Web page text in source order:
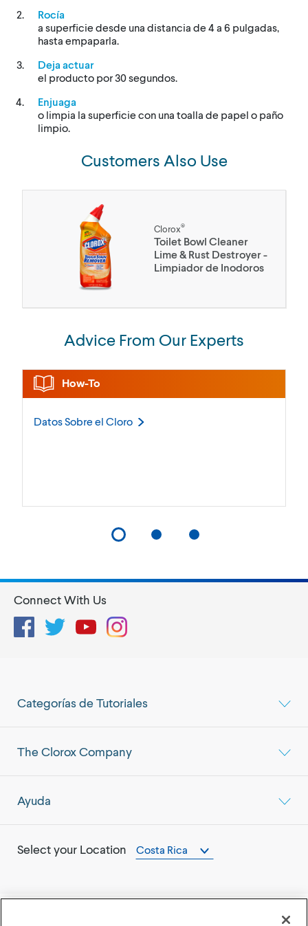
Rocía
a superficie desde una distancia de 4 a 6 pulgadas,
hasta empaparla.
Deja actuar
el producto por 30 segundos.
Enjuaga
o limpia la superficie con una toalla de papel o paño
limpio.
Customers Also Use
Clorox®
Toilet Bowl Cleaner
Lime & Rust Destroyer -
Limpiador de Inodoros
Advice From Our Experts
How-To
Datos Sobre el Cloro
Categorías de Tutoriales
The Clorox Company
Ayuda
Select your Location Costa Rica
Connect With Us
FacebookTwitterYouTubeInstagram